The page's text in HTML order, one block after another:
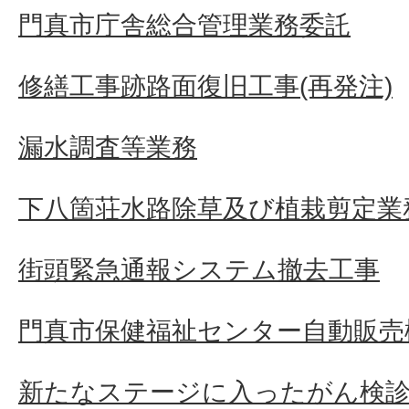
門真市庁舎総合管理業務委託
修繕工事跡路面復旧工事(再発注)
漏水調査等業務
下八箇荘水路除草及び植栽剪定
街頭緊急通報システム撤去工事
門真市保健福祉センター自動販
新たなステージに入ったがん検